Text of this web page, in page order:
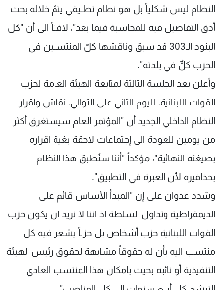
النظام ليس شكلياً بل هو نظام تطبيقي يتمّ خلاله بحث
أدق التفاصيل فيه للمحاسبة فيما بعد"، لافتاً الى أن "كل
البنود الـ303 قد سبق وناقشها كلّ المنتسبين في
الحزب كلٌّ في بلدته".
وأعلن بعد الجلسة الثالثة لمتابعة الهيئة العامة لحزب
القوات اللبنانية، لليوم الثاني على التوالي، نقاش واقرار
النظام الداخلي الجديد أن "المؤتمر العام سيستغرق أكثر
من يومين للعودة الى إجتماعات لاحقة بغية اقراره
بصيغته النهائية"، مؤكداً "أننا سنُطبق هذا النظام
بحذافيره لأن العبرة في التطبيق".
وشدد عدوان على إن "المبدأ الأساس قائم على
الديمقراطية وتداول السلطة اذ اننا لا نريد ان يكون حزب
القوات اللبنانية حزب أشخاص بل حزباً يشعر فيه كل
منتسب اليه بأن له حقوقاً مشابهة لحقوق رئيس الهيئة
التنفيذية أو نائبه بحيث بامكان هذا المنتسب العادي
لاعلاناتكم
شروط الإسـتخدام
سياسة الخصوصية